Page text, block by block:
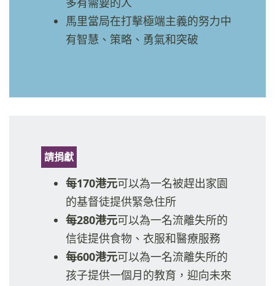
馬里當局在打擊極端主義的努力中
有智慧、策略、勇氣和突破
請捐獻
每170港元可以為一名被趕出家園
的基督徒提供緊急住所
每280港元可以為一名流離失所的
信徒提供食物、衣服和醫療服務
每600港元可以為一名流離失所的
孩子提供一個月的教育，迎向未來